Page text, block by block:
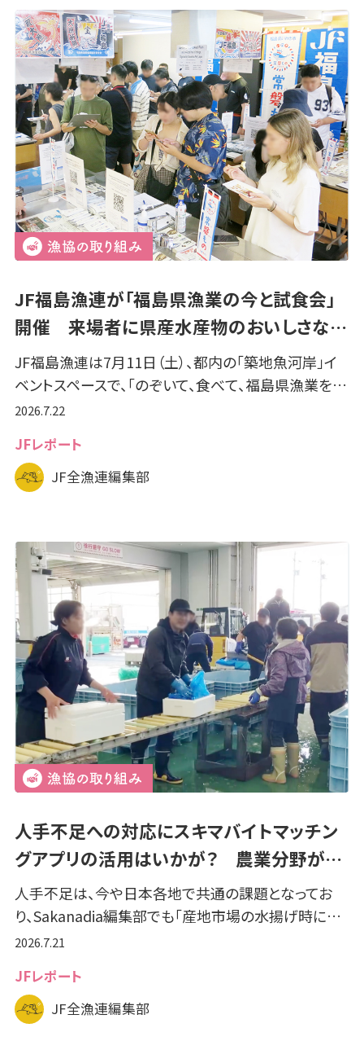
JF福島漁連が「福島県漁業の今と試食会」
開催 来場者に県産水産物のおいしさな…
JF福島漁連は7月11日（土）、都内の「築地魚河岸」イ
ベントスペースで、「のぞいて、食べて、福島県漁業を…
2026.7.22
JFレポート
JF全漁連編集部
人手不足への対応にスキマバイトマッチン
グアプリの活用はいかが？ 農業分野が…
人手不足は、今や日本各地で共通の課題となってお
り、Sakanadia編集部でも「産地市場の水揚げ時に…
2026.7.21
JFレポート
JF全漁連編集部